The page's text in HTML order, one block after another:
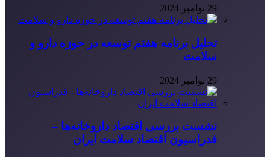
29 نوامبر 2024
تحلیل برنامه هفتم توسعه در حوزه دارو و
سلامت
29 نوامبر 2024
نشست بررسی اقتصاد داروخانه‌ها –
فدراسیون اقتصاد سلامت ایران